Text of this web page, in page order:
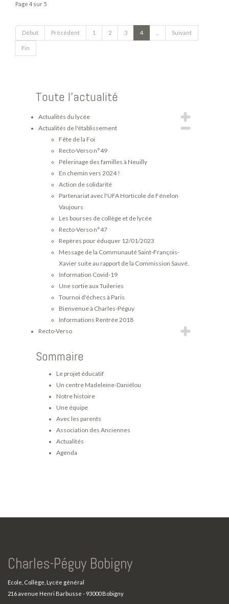
Page 4 sur 5
Début Précédent 1 2 3 4 Suivant
Fin
Toute l'actualité
Actualités du lycée
Actualités de l'établissement
Fête de la Foi
Recto-Verso n°49
Pèlerinage des familles à Neuilly
En chemin vers 2024 !
Action de solidarité
Partenariat avec l'UFA Horticole de Fénelon
Vaujours
Les bourses de collège et de lycée
Recto-Verso n°47
Repères pour éduquer 12/01/2023
Message de la Communauté Saint-François-
Xavier suite au rapport de la Commission Sauvé.
Information Covid-19
Une sortie aux Tuileries
Tournoi d'échecs à Paris
Bienvenue à Charles-Péguy
Informations Rentrée 2018
Recto-Verso
Sommaire
Le projet éducatif
Un centre Madeleine-Daniélou
Notre histoire
Une équipe
Avec les parents
Association des Anciennes
Actualités
Agenda
Charles-Péguy Bobigny
Ecole, Collège, Lycée général
216 avenue Henri Barbusse - 93000 Bobigny